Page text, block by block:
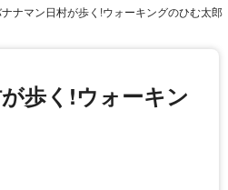
ナマン日村が歩く!ウォーキングのひむ太郎
歩く!ウォーキン